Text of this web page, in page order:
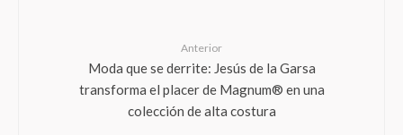
Anterior
Moda que se derrite: Jesús de la Garsa
transforma el placer de Magnum® en una
colección de alta costura